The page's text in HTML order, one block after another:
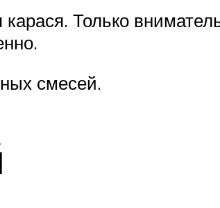
Только
смесей.